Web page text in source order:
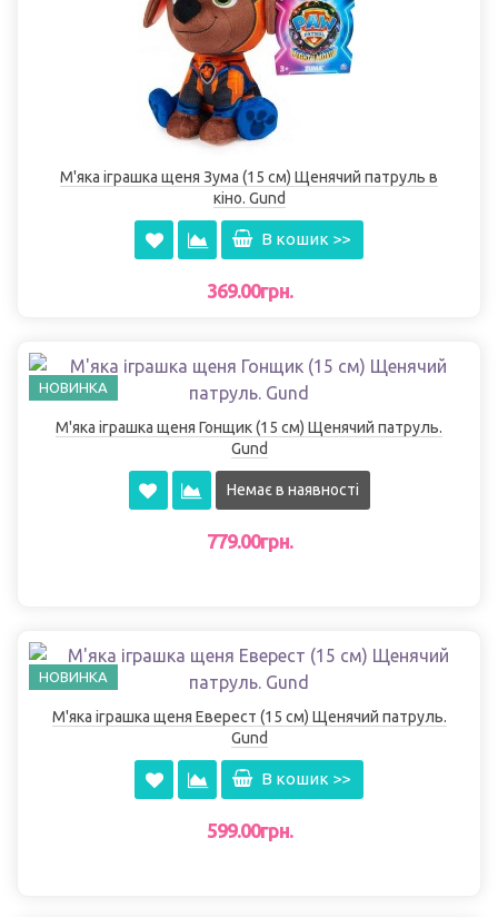
М'яка іграшка щеня Зума (15 см) Щенячий патруль в
кіно. Gund
В кошик >>
369.00грн.
НОВИНКА
М'яка іграшка щеня Гонщик (15 см) Щенячий патруль.
Gund
Немає в наявності
779.00грн.
НОВИНКА
М'яка іграшка щеня Еверест (15 см) Щенячий патруль.
Gund
В кошик >>
599.00грн.